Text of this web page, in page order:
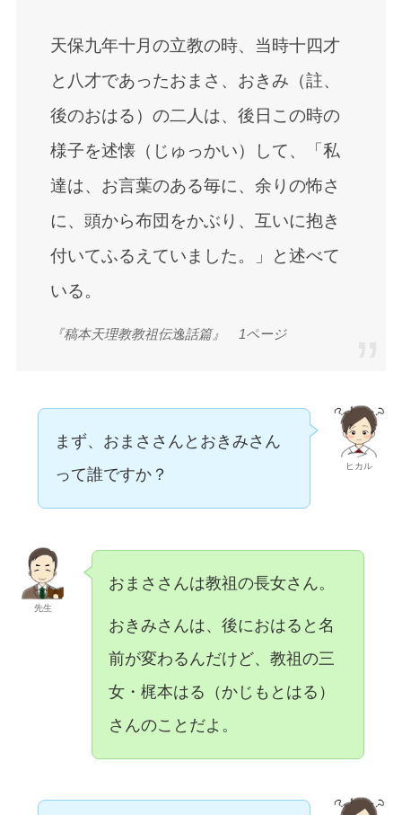
天保九年十月の立教の時、当時十四才
と八才であったおまさ、おきみ（註、
後のおはる）の二人は、後日この時の
様子を述懐（じゅっかい）して、「私
達は、お言葉のある毎に、余りの怖さ
に、頭から布団をかぶり、互いに抱き
付いてふるえていました。」と述べて
いる。
『稿本天理教教祖伝逸話篇』 1ページ
ヒカル
まず、おまささんとおきみさん
って誰ですか？
先生
おまささんは教祖の長女さん。
おきみさんは、後におはると名
前が変わるんだけど、教祖の三
女・梶本はる（かじもとはる）
さんのことだよ。